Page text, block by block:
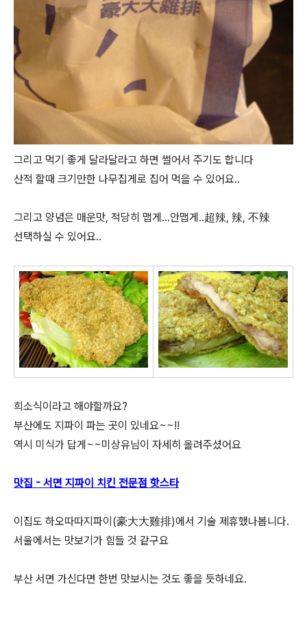
그리고 먹기 좋게 달라달라고 하면 썰어서 주기도 합니다
산적 할때 크기만한 나무집게로 집어 먹을 수 있어요..
그리고 양념은 매운맛, 적당히 맵게...안맵게..超辣, 辣, 不辣
선택하실 수 있어요..
희소식이라고 해야할까요?
부산에도 지파이 파는 곳이 있네요~~!!
역시 미식가 답게~~미상유님이 자세히 올려주셨어요
맛집 - 서면 지파이 치킨 전문점 핫스타
이집도 하오따따지파이(豪大大雞排)에서 기술 제휴했나봅니다.
서울에서는 맛보기가 힘들 것 같구요
부산 서면 가신다면 한번 맛보시는 것도 좋을 듯하네요.